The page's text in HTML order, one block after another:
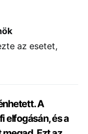
az esetet,
A
elfogásán, és a